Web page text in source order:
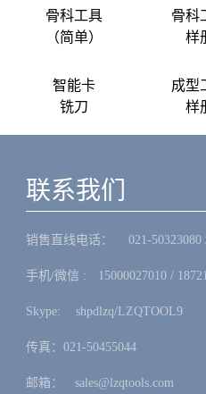
骨科工具
（简单）
骨科
样
智能卡
铣刀
成型
样
联系我们
销售直线电话：ㅤ 021-
手机/微信 :ㅤ15000027010 /
Skype: ㅤshpdlzq/LZQTOOL9
传真：021-50455044
邮箱：ㅤsales@lzqtools.com